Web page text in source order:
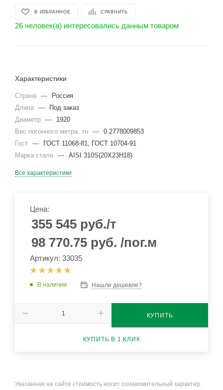
В ИЗБРАННОЕ СРАВНИТЬ
26 человек(а) интересовались данным товаром
Характеристики
Страна —
Россия
Длина —
Под заказ
Диаметр —
1920
Вес погонного метра. тн — 0.2778009853
Гост —
ГОСТ 11068-81, ГОСТ 10704-91
Марка стали — AISI 310S(20Х23Н18)
Все характеристики
Цена:
355 545 руб./т
98 770.75 руб. /пог.м
Артикул: 33035
В наличии Нашли дешевле?
КУПИТЬ
КУПИТЬ В 1 КЛИК
Указанная на сайте стоимость носит ознакомительный характер.